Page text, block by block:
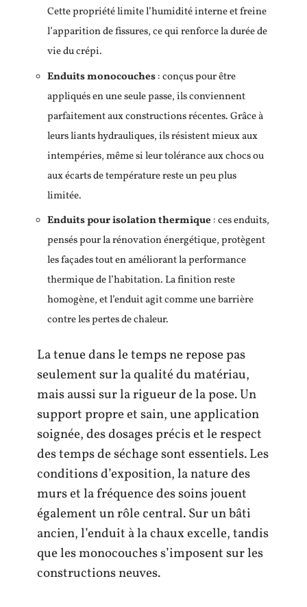
Cette propriété limite l’humidité interne et freine
l’apparition de fissures, ce qui renforce la durée de
vie du crépi.
Enduits monocouches: conçus pour être
appliqués en une seule passe, ils conviennent
parfaitement aux constructions récentes. Grâce à
leurs liants hydrauliques, ils résistent mieux aux
intempéries, même si leur tolérance aux chocs ou
aux écarts de température reste un peu plus
limitée.
Enduits pour isolation thermique : ces enduits,
pensés pour la rénovation énergétique, protègent
les façades tout en améliorant la performance
thermique de l’habitation. La finition reste
homogène, et l’enduit agit comme une barrière
contre les pertes de chaleur.
La tenue dans le temps ne repose pas
seulement sur la qualité du matériau,
mais aussi sur la rigueur de la pose. Un
support propre et sain, une application
soignée, des dosages précis et le respect
des temps de séchage sont essentiels. Les
conditions d’exposition, la nature des
murs et la fréquence des soins jouent
également un rôle central. Sur un bâti
ancien, l’enduit à la chaux excelle, tandis
que les monocouches s’imposent sur les
constructions neuves.